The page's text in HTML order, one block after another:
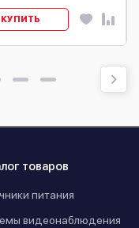
КУПИТЬ
товаров
питания
видеонаблюдения